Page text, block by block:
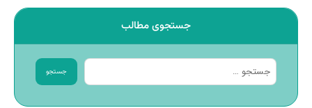
جستجوی مطالب
جستجو